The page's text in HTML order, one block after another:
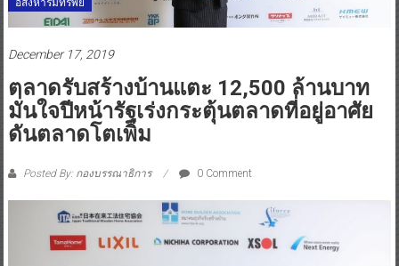
December 17, 2019
ตลาดรับสร้างบ้านแตะ 12,500 ล้านบาท
มั่นใจปีหน้ารัฐเร่งกระตุ้นตลาดที่อยู่อาศัย
ดันตลาดโตเพิ่ม
Posted By: กองบรรณาธิการ